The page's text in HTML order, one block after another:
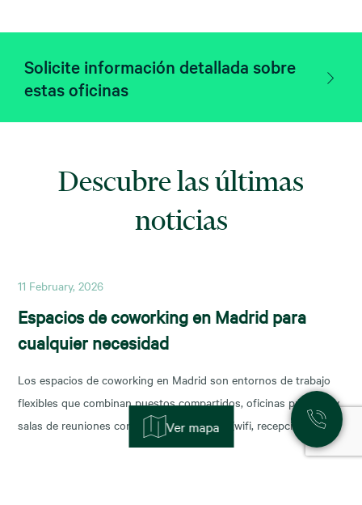
Ver mapa
Solicite información detallada sobre
estas oficinas
Descubre las últimas
noticias
11 February, 2026
Espacios de coworking en Madrid para
cualquier necesidad
Los espacios de coworking en Madrid son entornos de trabajo
flexibles que combinan puestos compartidos, oficinas privadas y
salas de reuniones con servicios incluidos (wifi, recepción,
limpieza y soporte), y permiten escalar o reducir superficie con